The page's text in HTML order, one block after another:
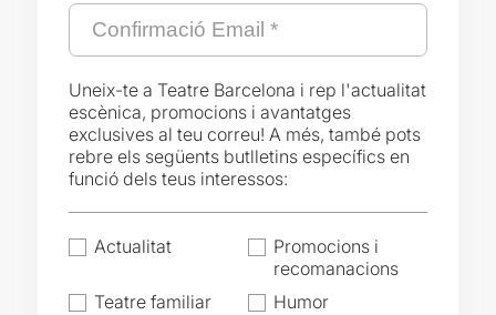
Uneix-te a Teatre Barcelona i rep l'actualitat
escènica, promocions i avantatges
exclusives al teu correu! A més, també pots
rebre els següents butlletins específics en
funció dels teus interessos:
Actualitat
Promocions i
recomanacions
Teatre familiar
Humor